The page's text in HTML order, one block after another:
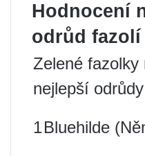
Hodnocení
odrůd fazolí
Zelené fazolky
nejlepší
1Bluehilde